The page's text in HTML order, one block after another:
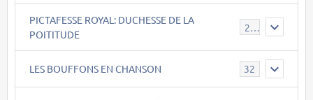
PICTAFESSE ROYAL: DUCHESSE DE LA
POITITUDE
LES BOUFFONS EN CHANSON 32